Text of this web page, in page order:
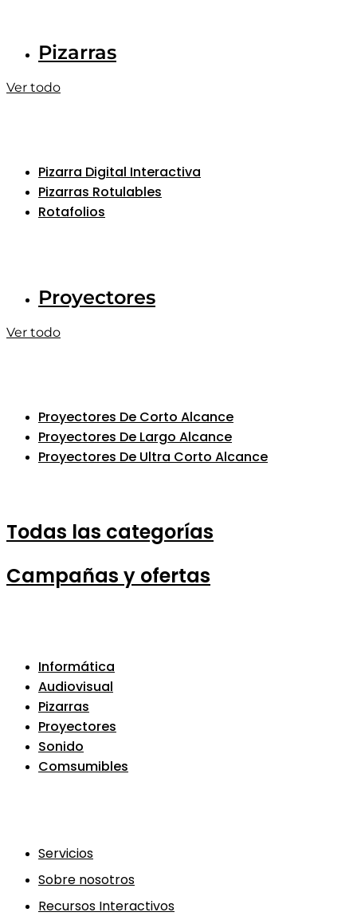
Pizarras
Ver todo
Pizarra Digital Interactiva
Pizarras Rotulables
Rotafolios
Proyectores
Ver todo
Proyectores De Corto Alcance
Proyectores De Largo Alcance
Proyectores De Ultra Corto Alcance
Todas las categorías
Campañas y ofertas
Informática
Audiovisual
Pizarras
Proyectores
Sonido
Comsumibles
Servicios
Sobre nosotros
Recursos Interactivos